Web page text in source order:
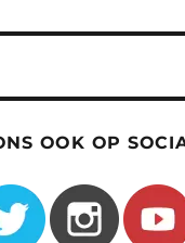
OOK OP